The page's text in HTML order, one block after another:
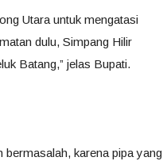
Utara untuk mengatasi
dulu, Simpang Hilir
Batang,” jelas Bupati.
bermasalah, karena pipa yang